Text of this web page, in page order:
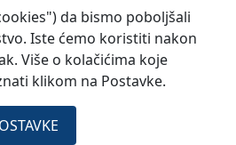
za
ispita za
zastupanja
da bismo poboljšali
Iste ćemo koristiti nakon
Više o kolačićima koje
klikom na Postavke.